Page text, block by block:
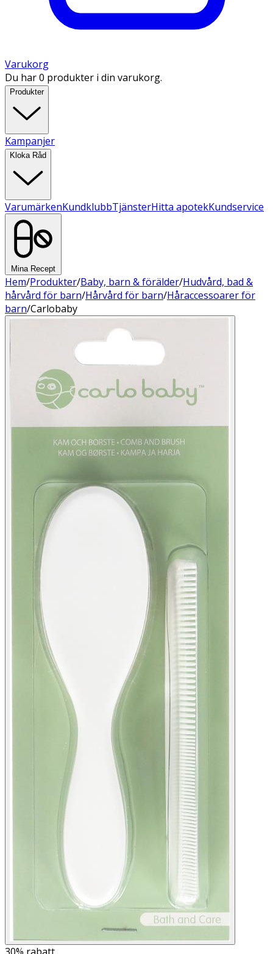
Varukorg
Du har 0 produkter i din varukorg.
Produkter
Kampanjer
Kloka Råd
VarumärkenKundklubbTjänsterHitta apotekKundservice
Mina Recept
Hem/Produkter/Baby, barn & förälder/Hudvård, bad &
hårvård för barn/Hårvård för barn/Håraccessoarer för
barn/Carlobaby